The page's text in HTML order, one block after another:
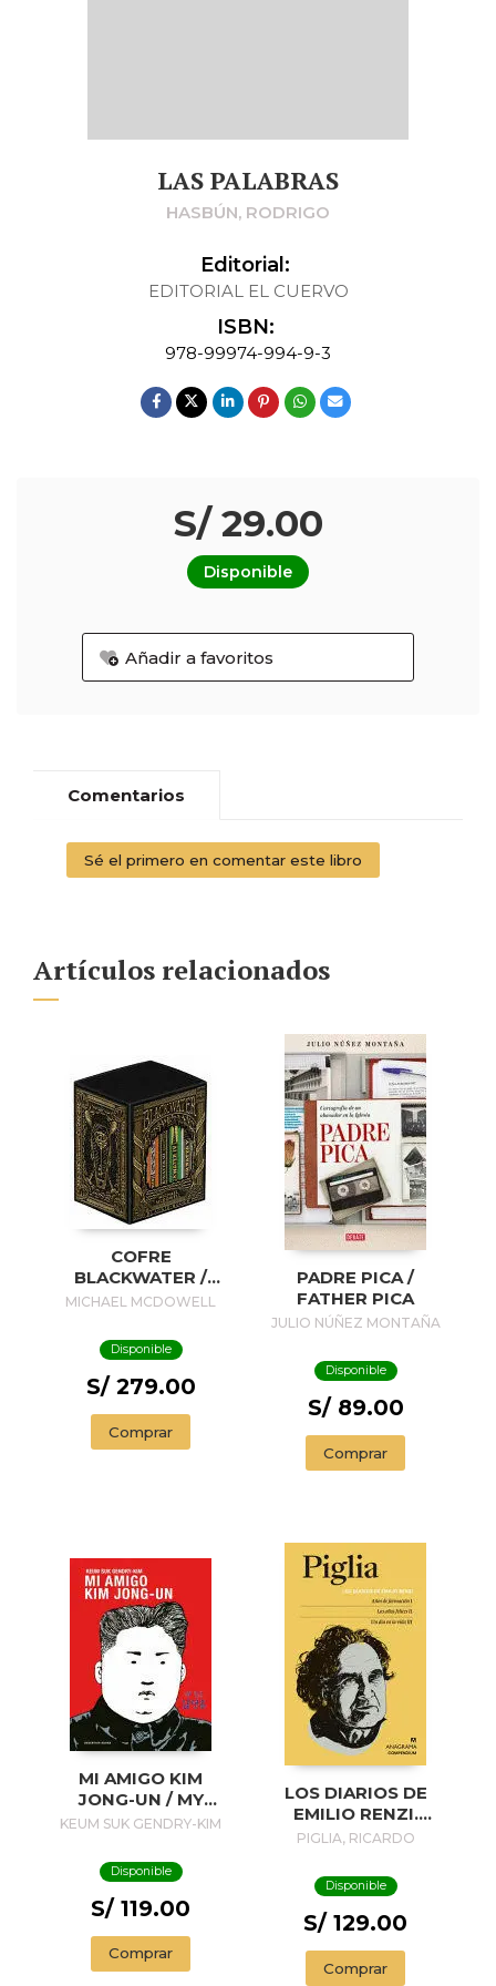
LAS PALABRAS
HASBÚN, RODRIGO
Editorial:
EDITORIAL EL CUERVO
ISBN:
978-99974-994-9-3
S/ 29.00
Disponible
Añadir a favoritos
Comentarios
Sé el primero en comentar este libro
Artículos relacionados
COFRE
BLACKWATER /
BLACKWATER
MICHAEL MCDOWELL
Disponible
S/ 279.00
Comprar
PADRE PICA /
FATHER PICA
JULIO NÚÑEZ MONTAÑA
Disponible
S/ 89.00
Comprar
MI AMIGO KIM
JONG-UN / MY
FRIEND KIM JONG-
KEUM SUK GENDRY-KIM
Disponible
S/ 119.00
Comprar
LOS DIARIOS DE
EMILIO RENZI.
AÑOS DE
AÑOS FELICES II;
UN DIA EN LA VIDA
III
PIGLIA, RICARDO
Disponible
S/ 129.00
Comprar